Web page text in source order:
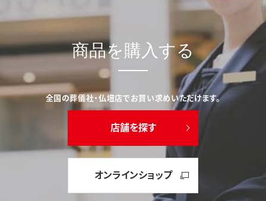
商品を購入する
全国の葬儀社・仏壇店でお買い求めいただけます。
店舗を探す
オンラインショップ